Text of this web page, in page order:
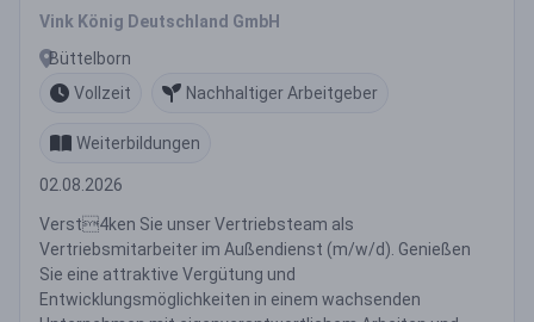
Vink König Deutschland GmbH
Büttelborn
Vollzeit
Nachhaltiger Arbeitgeber
Weiterbildungen
02.08.2026
Verst4ken Sie unser Vertriebsteam als
Vertriebsmitarbeiter im Außendienst (m/w/d). Genießen
Sie eine attraktive Vergütung und
Entwicklungsmöglichkeiten in einem wachsenden